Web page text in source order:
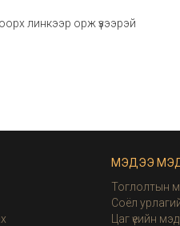
линкээр орж үзээрэй
МЭДЭЭ
Тоглолтын
Соёл
Цаг үеийн